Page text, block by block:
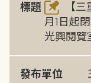
標題
【
月1日起
光興閱覽
發布單位